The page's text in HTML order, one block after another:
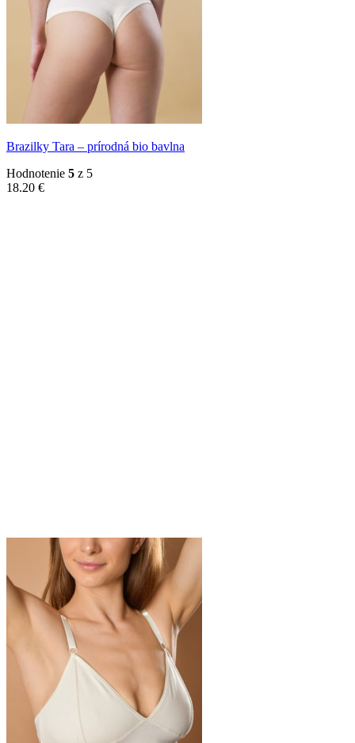
Brazilky Tara – prírodná bio bavlna
Hodnotenie 5 z 5
18.20 €